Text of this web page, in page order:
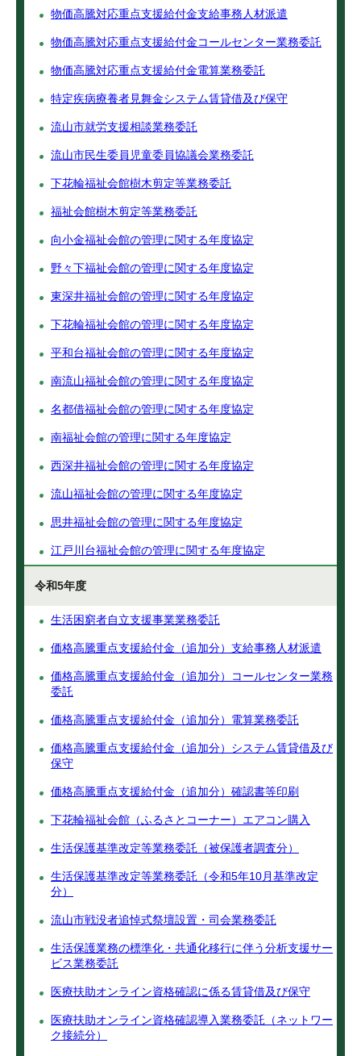
物価高騰対応重点支援給付金支給事務人材派遣
物価高騰対応重点支援給付金コールセンター業務委託
物価高騰対応重点支援給付金電算業務委託
特定疾病療養者見舞金システム賃貸借及び保守
流山市就労支援相談業務委託
流山市民生委員児童委員協議会業務委託
下花輪福祉会館樹木剪定等業務委託
福祉会館樹木剪定等業務委託
向小金福祉会館の管理に関する年度協定
野々下福祉会館の管理に関する年度協定
東深井福祉会館の管理に関する年度協定
下花輪福祉会館の管理に関する年度協定
平和台福祉会館の管理に関する年度協定
南流山福祉会館の管理に関する年度協定
名都借福祉会館の管理に関する年度協定
南福祉会館の管理に関する年度協定
西深井福祉会館の管理に関する年度協定
流山福祉会館の管理に関する年度協定
思井福祉会館の管理に関する年度協定
江戸川台福祉会館の管理に関する年度協定
令和5年度
生活困窮者自立支援事業業務委託
価格高騰重点支援給付金（追加分）支給事務人材派遣
価格高騰重点支援給付金（追加分）コールセンター業務
委託
価格高騰重点支援給付金（追加分）電算業務委託
価格高騰重点支援給付金（追加分）システム賃貸借及び
保守
価格高騰重点支援給付金（追加分）確認書等印刷
下花輪福祉会館（ふるさとコーナー）エアコン購入
生活保護基準改定等業務委託（被保護者調査分）
生活保護基準改定等業務委託（令和5年10月基準改定
分）
流山市戦没者追悼式祭壇設置・司会業務委託
生活保護業務の標準化・共通化移行に伴う分析支援サー
ビス業務委託
医療扶助オンライン資格確認に係る賃貸借及び保守
医療扶助オンライン資格確認導入業務委託（ネットワー
ク接続分）